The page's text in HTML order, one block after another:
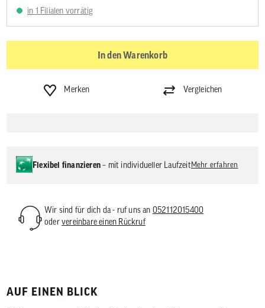
in 1 Filialen vorrätig
In den Warenkorb
Merken Vergleichen
Flexibel finanzieren– mit individueller Laufzeit Mehr erfahren
Wir sind für dich da - ruf uns an 052112015400
odervereinbare einen Rückruf
AUF EINEN BLICK